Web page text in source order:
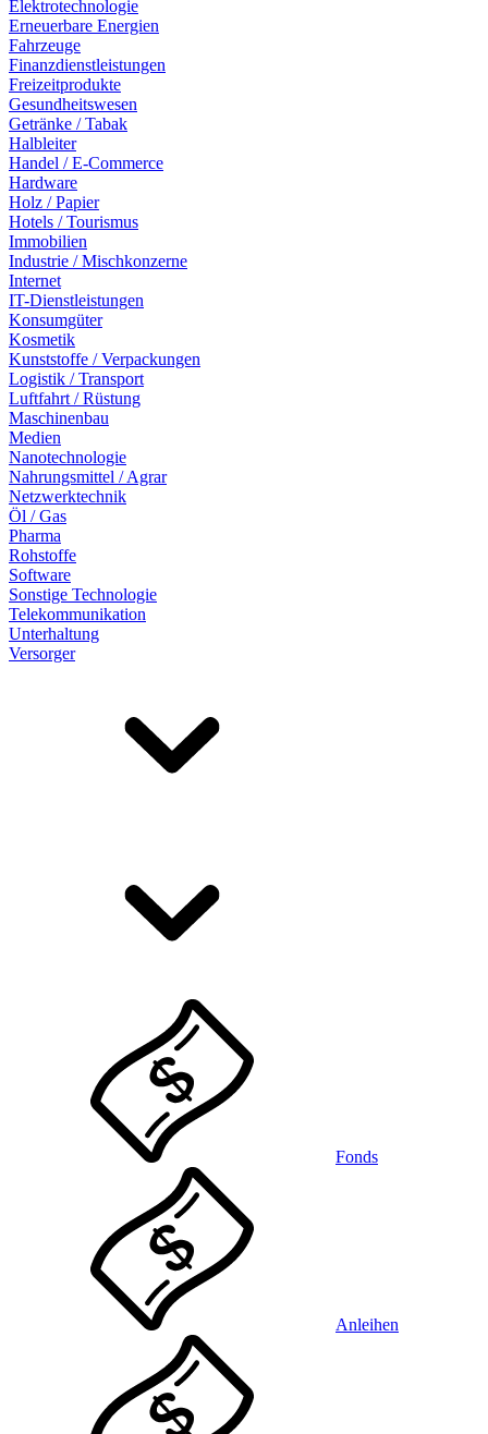
Elektrotechnologie
Erneuerbare Energien
Fahrzeuge
Finanzdienstleistungen
Freizeitprodukte
Gesundheitswesen
Getränke / Tabak
Halbleiter
Handel / E-Commerce
Hardware
Holz / Papier
Hotels / Tourismus
Immobilien
Industrie / Mischkonzerne
Internet
IT-Dienstleistungen
Konsumgüter
Kosmetik
Kunststoffe / Verpackungen
Logistik / Transport
Luftfahrt / Rüstung
Maschinenbau
Medien
Nanotechnologie
Nahrungsmittel / Agrar
Netzwerktechnik
Öl / Gas
Pharma
Rohstoffe
Software
Sonstige Technologie
Telekommunikation
Unterhaltung
Versorger
Fonds
Anleihen